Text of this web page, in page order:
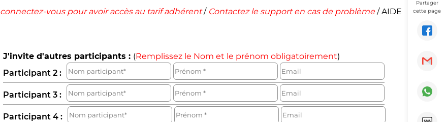
connectez-vous pour avoir accès au tarif adhérent/ Contactez le support en cas de problème/AIDE
J'invite d'autres participants : (Remplissez le Nom et le prénom obligatoirement)
Participant 2 :
Participant 3 :
Participant 4 :
Partager
cette page